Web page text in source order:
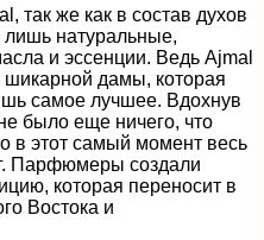
так же как в состав духов
натуральные,
и эссенции. Ведь Ajmal
шикарной дамы, которая
самое лучшее. Вдохнув
было еще ничего, что
в этот самый момент весь
Парфюмеры создали
которая переносит в
Востока и